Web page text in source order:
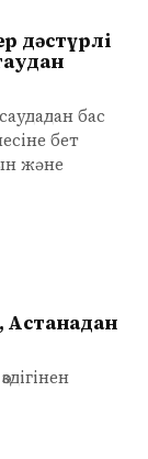
дәстүрлі
бас
бет
және
Астанадан